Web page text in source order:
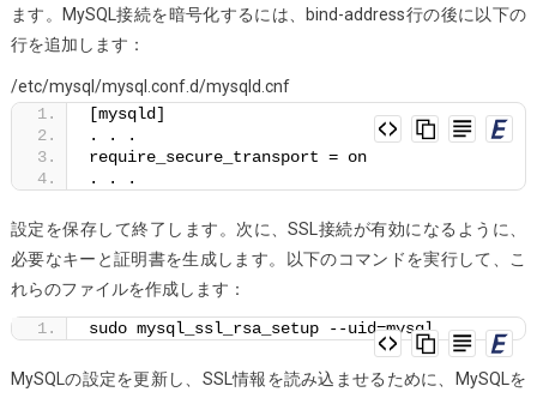
ます。MySQL接続を暗号化するには、bind-address行の後に以下の
行を追加します：
/etc/mysql/mysql.conf.d/mysqld.cnf
[mysqld]
. . .
require_secure_transport = on
. . .
設定を保存して終了します。次に、SSL接続が有効になるように、
必要なキーと証明書を生成します。以下のコマンドを実行して、こ
れらのファイルを作成します：
sudo mysql_ssl_rsa_setup --uid=mysql
MySQLの設定を更新し、SSL情報を読み込ませるために、MySQLを